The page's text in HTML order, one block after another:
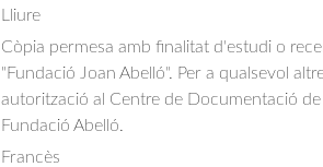
Lliure
Còpia permesa amb finalitat d'estudi o
"Fundació Joan Abelló". Per a qualsevol
autorització al Centre de Documentació
Fundació Abelló.
Francès